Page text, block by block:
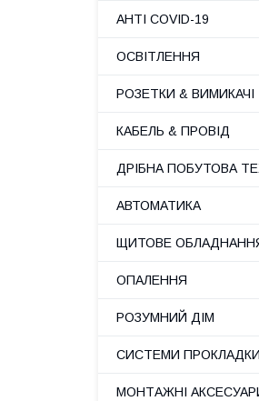
АНТІ COVID-19
ОСВІТЛЕННЯ
РОЗЕТКИ & ВИМИКАЧІ
КАБЕЛЬ & ПРОВІД
ДРІБНА ПОБУТОВА
АВТОМАТИКА
ЩИТОВЕ
ОПАЛЕННЯ
РОЗУМНИЙ ДІМ
СИСТЕМИ
МОНТАЖНІ